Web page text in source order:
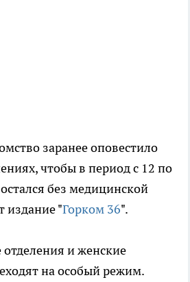
заранее оповестило
чтобы в период с 12 по
без медицинской
издание "Горком 36".
и женские
на особый режим.